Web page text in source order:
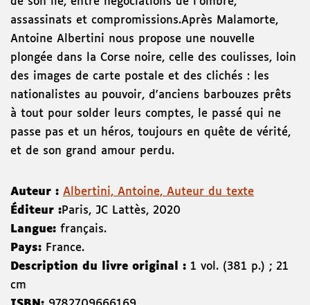
assassinats et compromissions.Après Malamorte,
Antoine Albertini nous propose une nouvelle
plongée dans la Corse noire, celle des coulisses, loin
des images de carte postale et des clichés : les
nationalistes au pouvoir, d'anciens barbouzes prêts
à tout pour solder leurs comptes, le passé qui ne
passe pas et un héros, toujours en quête de vérité,
et de son grand amour perdu.
Auteur : Albertini, Antoine, Auteur du texte
Éditeur :Paris, JC Lattès, 2020
Langue: français.
Pays: France.
Description du livre original : 1 vol. (381 p.) ; 21
cm